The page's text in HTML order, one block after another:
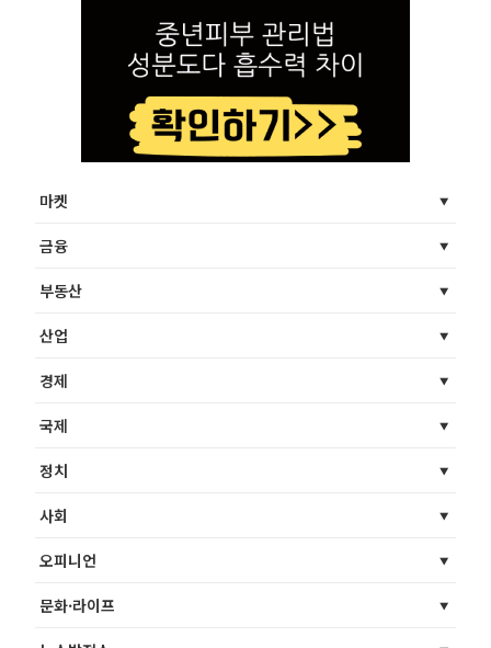
마켓
금융
부동산
산업
경제
국제
정치
사회
오피니언
문화·라이프